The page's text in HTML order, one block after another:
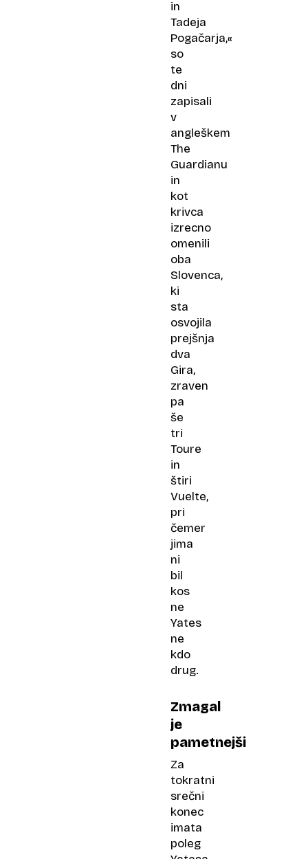
in
Tadeja
Pogačarja,«
so
te
dni
zapisali
v
angleškem
The
Guardianu
in
kot
krivca
izrecno
omenili
oba
Slovenca,
ki
sta
osvojila
prejšnja
dva
Gira,
zraven
pa
še
tri
Toure
in
štiri
Vuelte,
pri
čemer
jima
ni
bil
kos
ne
Yates
ne
kdo
drug.
Zmagal
je
pametnejši
Za
tokratni
srečni
konec
imata
poleg